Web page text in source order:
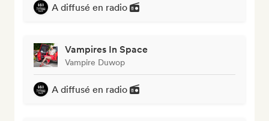
A diffusé en radio
Vampires In Space
Vampire Duwop
A diffusé en radio